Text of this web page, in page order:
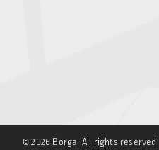
© 2026 Borga, All rights reserved.